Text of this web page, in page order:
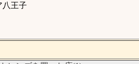
王子